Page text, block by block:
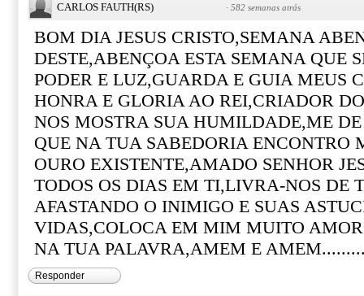
CARLOS FAUTH(RS) · 582 semanas atrás
BOM DIA JESUS CRISTO,SEMANA
DESTE,ABENÇOA ESTA SEMANA QUE
PODER E LUZ,GUARDA E GUIA MEUS
HONRA E GLORIA AO REI,CRIADOR
NOS MOSTRA SUA HUMILDADE,ME
QUE NA TUA SABEDORIA ENCONTRO
OURO EXISTENTE,AMADO SENHOR
TODOS OS DIAS EM TI,LIVRA-NOS DE
AFASTANDO O INIMIGO E SUAS
VIDAS,COLOCA EM MIM MUITO
NA TUA PALAVRA,AMEM E
Responder